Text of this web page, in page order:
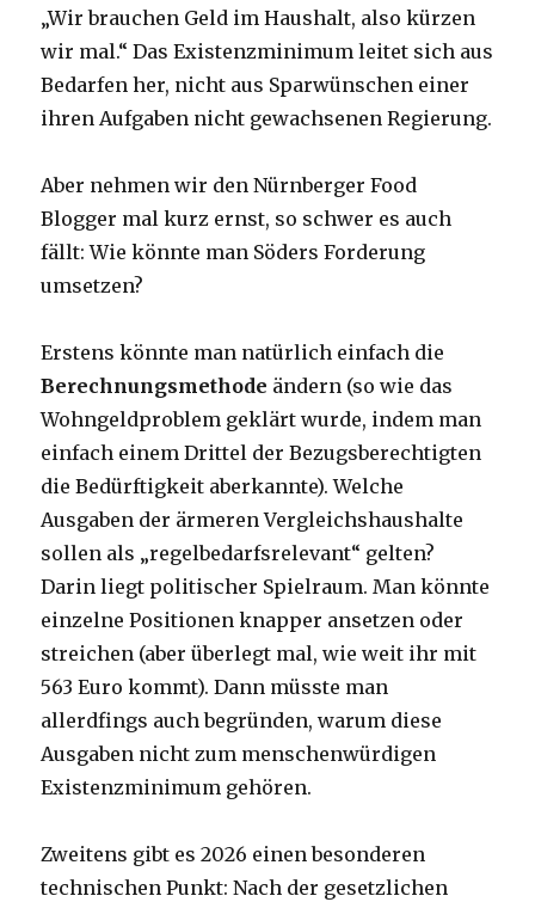
„Wir brauchen Geld im Haushalt, also kürzen
wir mal.“ Das Existenzminimum leitet sich aus
Bedarfen her, nicht aus Sparwünschen einer
ihren Aufgaben nicht gewachsenen Regierung.
Aber nehmen wir den Nürnberger Food
Blogger mal kurz ernst, so schwer es auch
fällt: Wie könnte man Söders Forderung
umsetzen?
Erstens könnte man natürlich einfach die
Berechnungsmethode ändern (so wie das
Wohngeldproblem geklärt wurde, indem man
einfach einem Drittel der Bezugsberechtigten
die Bedürftigkeit aberkannte). Welche
Ausgaben der ärmeren Vergleichshaushalte
sollen als „regelbedarfsrelevant“ gelten?
Darin liegt politischer Spielraum. Man könnte
einzelne Positionen knapper ansetzen oder
streichen (aber überlegt mal, wie weit ihr mit
563 Euro kommt). Dann müsste man
allerdfings auch begründen, warum diese
Ausgaben nicht zum menschenwürdigen
Existenzminimum gehören.
Zweitens gibt es 2026 einen besonderen
technischen Punkt: Nach der gesetzlichen